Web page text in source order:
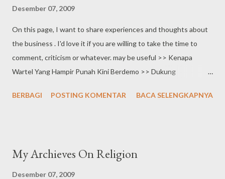
Desember 07, 2009
On this page, I want to share experiences and thoughts about
the business . I'd love it if you are willing to take the time to
comment, criticism or whatever. may be useful >> Kenapa
Wartel Yang Hampir Punah Kini Berdemo >> Dukung
Menara BTS >> Asing Kembali Kuasai Telco >> Akhirnya
BERBAGI POSTING KOMENTAR BACA SELENGKAPNYA
My Archieves On Religion
Desember 07, 2009